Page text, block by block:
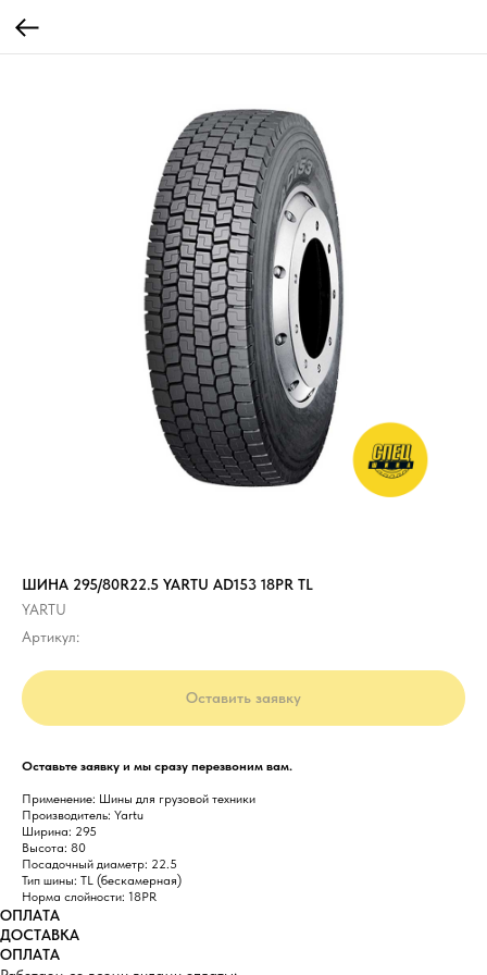
ШИНА 295/80R22.5 YARTU AD153 18PR TL
YARTU
Артикул:
Оставить заявку
Оставьте заявку и мы сразу перезвоним вам.
Применение: Шины для грузовой техники
Производитель: Yartu
Ширина: 295
Высота: 80
Посадочный диаметр: 22.5
Тип шины: TL (бескамерная)
Норма слойности: 18PR
ОПЛАТА
ДОСТАВКА
ОПЛАТА